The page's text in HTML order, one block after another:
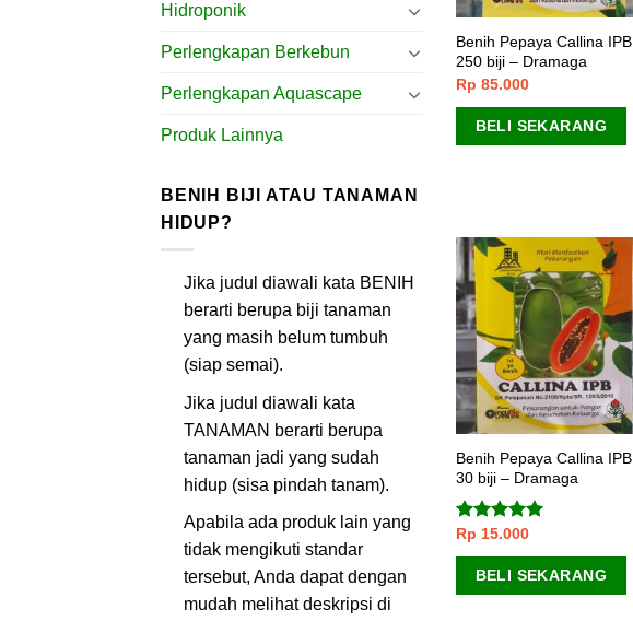
Hidroponik
Perlengkapan Berkebun
Perlengkapan Aquascape
Produk Lainnya
BENIH BIJI ATAU TANAMAN
HIDUP?
Jika judul diawali kata BENIH
berarti berupa biji tanaman
yang masih belum tumbuh
(siap semai).
Jika judul diawali kata
TANAMAN berarti berupa
tanaman jadi yang sudah
hidup (sisa pindah tanam).
Apabila ada produk lain yang
tidak mengikuti standar
tersebut, Anda dapat dengan
mudah melihat deskripsi di
Benih Pepaya Callina IPB
250 biji – Dramaga
Rp 85.000
BELI SEKARANG
Benih Pepaya Callina IPB
30 biji – Dramaga
Dinilai5.00
dari 5
Rp 15.000
BELI SEKARANG